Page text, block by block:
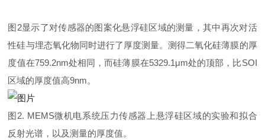
图2显示了对传感器的图案化悬浮硅区域的测量，其中再次对活
性硅与埋态氧化物同时进行了厚度测量。测得二氧化硅薄膜的厚
度值在759.2nm处相同，而硅薄膜在5329.1μm处的顶部，比SOI
区域的厚度值高9nm。
图2. MEMS微机电系统压力传感器上悬浮硅区域的实验和拟合
反射光谱，以及测量的厚度值。